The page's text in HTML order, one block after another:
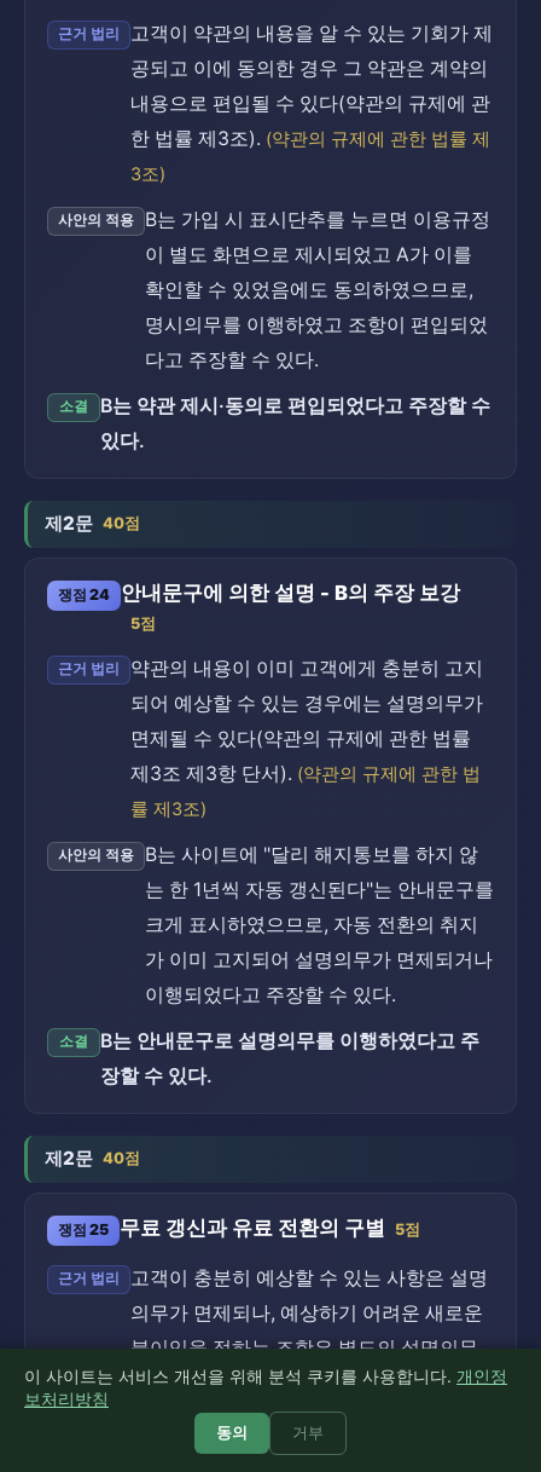
근거 법리
고객이 약관의 내용을 알 수 있는 기회가 제
공되고 이에 동의한 경우 그 약관은 계약의
내용으로 편입될 수 있다(약관의 규제에 관
한 법률 제3조). (약관의 규제에 관한 법률 제
3조)
사안의 적용
B는 가입 시 표시단추를 누르면 이용규정
이 별도 화면으로 제시되었고 A가 이를
확인할 수 있었음에도 동의하였으므로,
명시의무를 이행하였고 조항이 편입되었
다고 주장할 수 있다.
소결
B는 약관 제시·동의로 편입되었다고 주장할 수
있다.
제2문 40점
쟁점 24 안내문구에 의한 설명 - B의 주장 보강
5점
근거 법리
약관의 내용이 이미 고객에게 충분히 고지
되어 예상할 수 있는 경우에는 설명의무가
면제될 수 있다(약관의 규제에 관한 법률
제3조 제3항 단서). (약관의 규제에 관한 법
률 제3조)
사안의 적용
B는 사이트에 "달리 해지통보를 하지 않
는 한 1년씩 자동 갱신된다"는 안내문구를
크게 표시하였으므로, 자동 전환의 취지
가 이미 고지되어 설명의무가 면제되거나
이행되었다고 주장할 수 있다.
소결
B는 안내문구로 설명의무를 이행하였다고 주
장할 수 있다.
제2문 40점
쟁점 25 무료 갱신과 유료 전환의 구별 5점
근거 법리
고객이 충분히 예상할 수 있는 사항은 설명
의무가 면제되나, 예상하기 어려운 새로운
불이익을 정하는 조항은 별도의 설명의무
가 있다(약관의 규제에 관한 법률 제3조 제
(약관의 규제에 관한 법률 제3조)
이 사이트는 서비스 개선을 위해 분석 쿠키를 사용합니다. 개인정
보처리방침
동의 거부